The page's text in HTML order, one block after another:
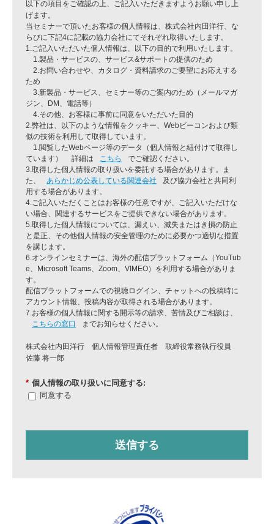
以下の項目をご確認の上、ご記入いただきますようお願い申し上
げます。
当セミナーで頂いたお客様の個人情報は、株式会社内田洋行、な
らびに下記4に記載の協力会社にてそれぞれ取得いたします。
1.ご記入いただいた個人情報は、以下の目的で利用いたします。
1.製品・サービスの、サービス&サポートの提供のため
2.お問い合わせや、カタログ・資料請求のご要望にお応えする
ため
3.新製品・サービス、セミナー等のご案内のため（メールマガ
ジン、DM、電話等）
4.その他、お客様に事前に同意をいただいた目的
2.弊社は、以下のような情報をクッキー、Webビーコンおよび類
似の技術を利用して取得しています。
1.閲覧したWebページ等のデータ（個人情報と紐付けて取得し
ています） 詳細は
こちら
でご確認ください。
3.取得した個人情報の取り扱いを委託する場合があります。ま
た、
あらかじめ公表している関連会社 及び協力会社 と共同利
用する場合があります。
4.ご記入いただくことはお客様の任意ですが、ご記入いただけな
い場合、関連するサービスをご提供できない場合があります。
5.取得した個人情報については、漏えい、滅失またはき損の防止
と是正、その他個人情報の安全管理のために必要かつ適切な措置
を講じます。
6.オンラインセミナーは、海外の配信プラットフォーム（YouTub
e、Microsoft Teams、Zoom、VIMEO）を利用する場合がありま
す。
配信プラットフォームでの視聴ログイン、チャットへの投稿時に
アカウント情報、投稿内容が取得される場合があります。
7.お客様の個人情報に関する開示等の請求、苦情及びご相談は、
こちらの窓口
までお知らせください。
株式会社内田洋行 個人情報管理責任者 取締役常務執行役員
佐藤 将一郎
* 個人情報の取り扱いに同意する:
同意する
送信する